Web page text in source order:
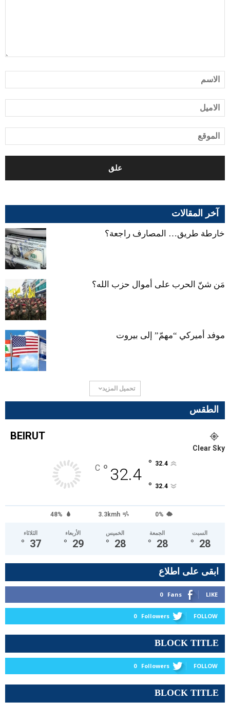
آخر المقالات
خارطة طريق… المصارف راجعة؟
مَن شنّ الحرب على أموال حزب الله؟
موفد أميركي “مهمّ” إلى بيروت
تحميل المزيد
الطقس
BEIRUT
Clear Sky
32.4
°
C 32.4
°
32.4
°
48% 3.3kmh 0%
الثلاثاء
37
°
الأربعاء
29
°
الخميس
28
°
الجمعة
28
°
السبت
28
°
ابقى على اطلاع
0 Fans LIKE
0 Followers FOLLOW
BLOCK TITLE
0 Followers FOLLOW
BLOCK TITLE